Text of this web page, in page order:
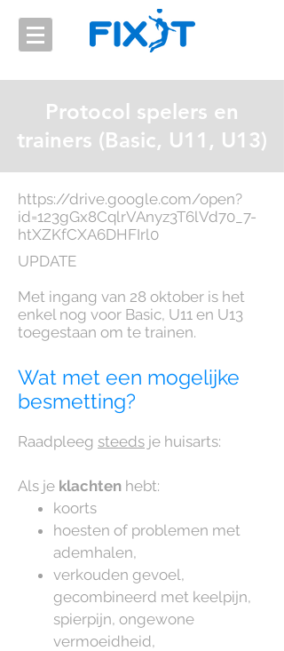
Protocol spelers en
trainers (Basic, U11, U13)
https://drive.google.com/open?
id=123gGx8CqlrVAnyz3T6lVd70_7-
htXZKfCXA6DHFIrl0
UPDATE
Met ingang van 28 oktober is het
enkel nog voor Basic, U11 en U13
toegestaan om te trainen.
Wat met een mogelijke
besmetting?
Raadpleeg steeds je huisarts:
Als je klachten hebt:
koorts
hoesten of problemen met
ademhalen,
verkouden gevoel,
gecombineerd met keelpijn,
spierpijn, ongewone
vermoeidheid,